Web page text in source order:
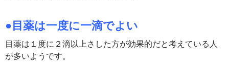
●目薬は一度に一滴でよい
目薬は１度に２滴以上さした方が効果的だと考えている人
が多いようです。